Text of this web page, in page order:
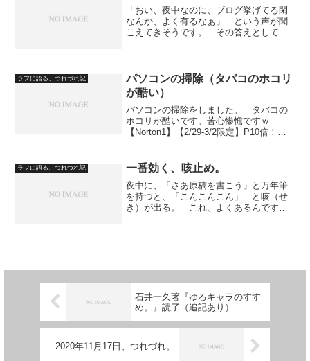
「おい、夜中なのに、ブログ挙げてる閑
なんか、よく有るなぁ」 という声が聞
こえてきそうです。 その答えとして
送の録画を観ていて、その本編...
ラフに語る、つれづれ記
パソコンの掃除（タバコのホコリ
が酷い）
パソコンの掃除をしました。 タバコの
ホコリが酷いです。苦心惨憺ですｗ
【Norton1】【2/29-3/2限定】P10倍！新
8 C...
ラフに語る、つれづれ記 一番効く、咳止め。
夜中に、「さあ原稿を書こう」と万年筆
を持つと、「こんこんこん」 と咳（せ
き）が出る。 これ、よくあるんです
石井一久著『ゆるキャラのすす
め。』読了（追記あり）
2020年11月17日、つれづれ。